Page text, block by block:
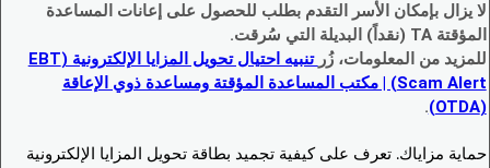
لا يزال بإمكان الأسر التقدم بطلب للحصول على إعانات المساعدة
المؤقتة TA (نقداً) البديلة التي سُرقت.
للمزيد من المعلومات، زُر
تنبيه احتيال تحويل المزايا الإلكترونية (EBT
Scam Alert) | مكتب المساعدة المؤقتة ومساعدة ذوي الإعاقة
(OTDA)
.
حماية مزاياك. تعرف على كيفية تجميد بطاقة تحويل المزايا الإلكترونية